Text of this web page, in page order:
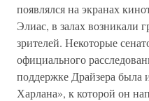
появлялся на экранах
Элиас, в залах возникали
зрителей. Некоторые
официального
поддержке Драйзера была
Харлана», к которой он